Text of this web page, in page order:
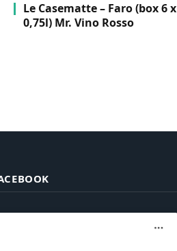
Le Casematte – Faro (box 6 x
0,75l) Mr. Vino Rosso